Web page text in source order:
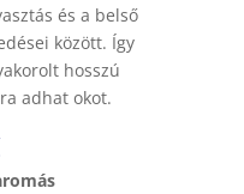
és a belső
között. Így
hosszú
adhat okot.